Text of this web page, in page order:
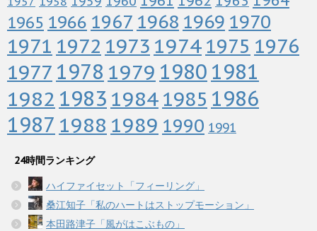
1965 1966 1967 1968 1969 1970
1971 1972 1973 1974 1975 1976
1977 1978 1979 1980 1981
1982 1983 19841985 1986
1987 1988 1989 1990 1991
24時間ランキング
ハイファイセット「フィーリング」
桑江知子「私のハートはストップモーション」
本田路津子「風がはこぶもの」